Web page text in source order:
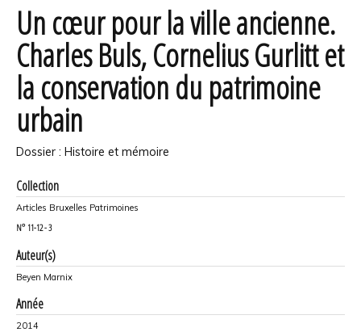
Un cœur pour la ville ancienne.
Charles Buls, Cornelius Gurlitt et
la conservation du patrimoine
urbain
Dossier : Histoire et mémoire
Collection
Articles Bruxelles Patrimoines
N° 11-12 - 3
Auteur(s)
Beyen Marnix
Année
2014